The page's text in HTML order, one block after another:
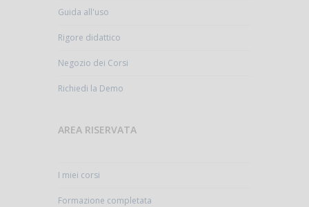
Guida all'uso
Rigore didattico
Negozio dei Corsi
Richiedi la Demo
AREA RISERVATA
I miei corsi
Formazione completata